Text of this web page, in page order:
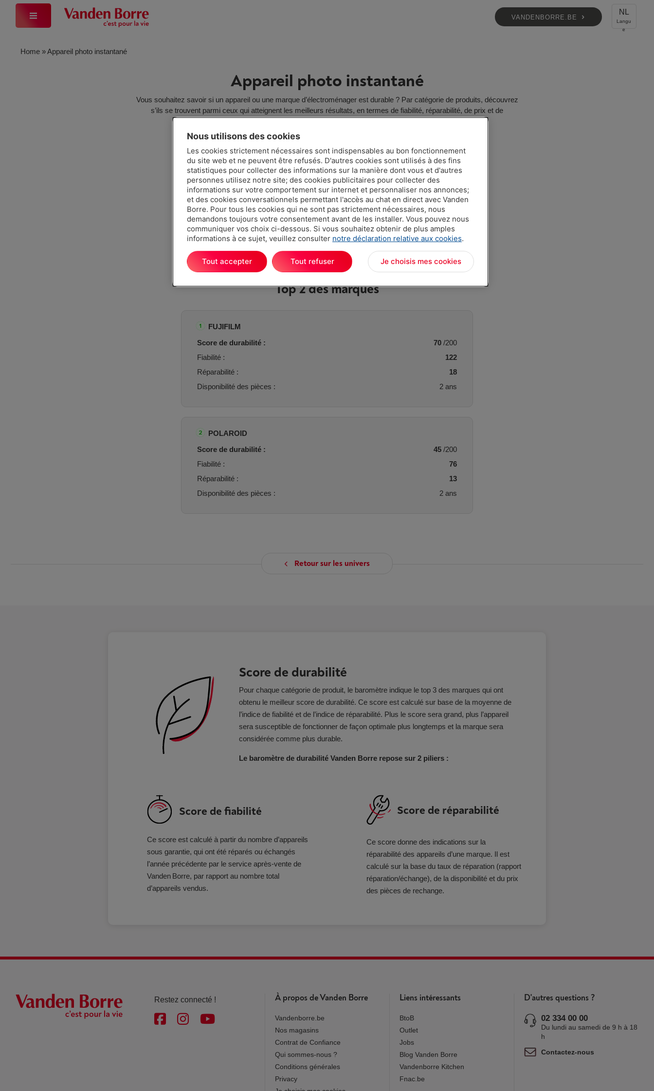
VANDENBORRE.BE
NL
Home »Appareil photo instantané
Appareil photo instantané
Vous souhaitez savoir si un appareil ou une marque d’électroménager est durable ? Par catégorie de produits, découvrez
s’ils se trouvent parmi ceux qui atteignent les meilleurs résultats, en termes de fiabilité, réparabilité, de prix et de
68
/200
Score de
durabilité
Top 2 des marques
FUJIFILM
Score de durabilité :
70 /200
Fiabilité :
122
Réparabilité :
18
Disponibilité des pièces :
2 ans
POLAROID
Score de durabilité :
45 /200
Fiabilité :
76
Réparabilité :
13
Disponibilité des pièces :
2 ans
Retour sur les univers
Score de durabilité
Pour chaque catégorie de produit, le baromètre indique le top 3 des marques qui ont
obtenu le meilleur score de durabilité. Ce score est calculé sur base de la moyenne de
l’indice de fiabilité et de l’indice de réparabilité. Plus le score sera grand, plus l’appareil
sera susceptible de fonctionner de façon optimale plus longtemps et la marque sera
considérée comme plus durable.
Le baromètre de durabilité Vanden Borre repose sur 2 piliers :
Score de fiabilité
Ce score est calculé à partir du nombre d’appareils
sous garantie, qui ont été réparés ou échangés
l’année précédente par le service après-vente de
Vanden Borre, par rapport au nombre total
d’appareils vendus.
Score de réparabilité
Ce score donne des indications sur la
réparabilité des appareils d’une marque. Il est
calculé sur la base du taux de réparation (rapport
réparation/échange), de la disponibilité et du prix
des pièces de rechange.
Restez connecté ! À propos de Vanden Borre
Vandenborre.be
Nos magasins
Contrat de Confiance
Qui sommes-nous ?
Conditions générales
Privacy
Liens intéressants
BtoB
Outlet
Jobs
Blog Vanden Borre
Vandenborre Kitchen
Fnac.be
D'autres questions ?
02 334 00 00
Du lundi au samedi de 9 h à 18
h
Contactez-nous
Nous utilisons des cookies
Les cookies strictement nécessaires sont indispensables au bon fonctionnement
du site web et ne peuvent être refusés. D'autres cookies sont utilisés à des fins
statistiques pour collecter des informations sur la manière dont vous et d'autres
personnes utilisez notre site; des cookies publicitaires pour collecter des
informations sur votre comportement sur internet et personnaliser nos annonces;
et des cookies conversationnels permettant l'accès au chat en direct avec Vanden
Borre. Pour tous les cookies qui ne sont pas strictement nécessaires, nous
demandons toujours votre consentement avant de les installer. Vous pouvez nous
communiquer vos choix ci-dessous. Si vous souhaitez obtenir de plus amples
informations à ce sujet, veuillez consulter notre déclaration relative aux cookies.
Je choisis mes cookies
Tout refuser
Tout accepter